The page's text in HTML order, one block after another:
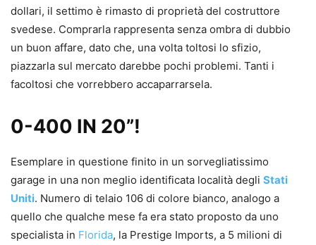
dollari, il settimo è rimasto di proprietà del costruttore
svedese. Comprarla rappresenta senza ombra di dubbio
un buon affare, dato che, una volta toltosi lo sfizio,
piazzarla sul mercato darebbe pochi problemi. Tanti i
facoltosi che vorrebbero accaparrarsela.
0-400 IN 20”!
Esemplare in questione finito in un sorvegliatissimo
garage in una non meglio identificata località degli Stati
Uniti. Numero di telaio 106 di colore bianco, analogo a
quello che qualche mese fa era stato proposto da uno
specialista in Florida, la Prestige Imports, a 5 milioni di